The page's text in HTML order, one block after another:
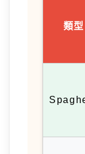
類型